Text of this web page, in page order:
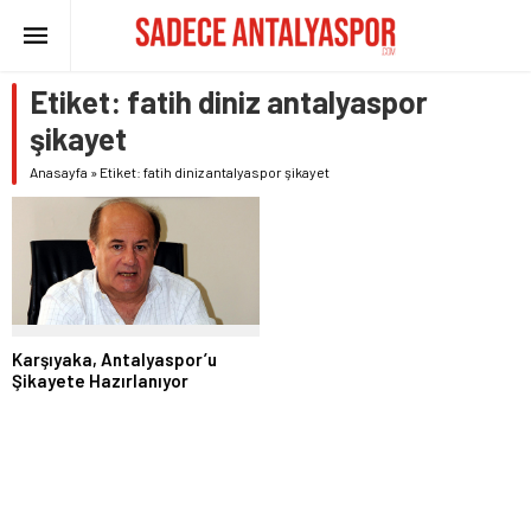
Etiket: fatih diniz antalyaspor
şikayet
Anasayfa » Etiket: fatih diniz antalyaspor şikayet
Karşıyaka, Antalyaspor’u
Şikayete Hazırlanıyor